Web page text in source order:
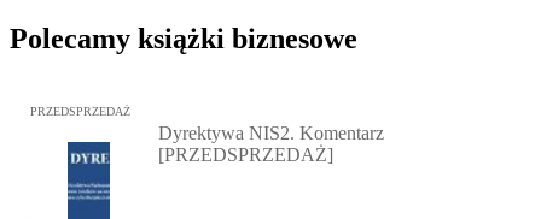
Polecamy książki biznesowe
Przejdź do: Dyrektywa NIS2. Komentarz [PRZEDSPRZEDAŻ],
PRZEDSPRZEDAŻ
Dyrektywa NIS2. Komentarz
[PRZEDSPRZEDAŻ]